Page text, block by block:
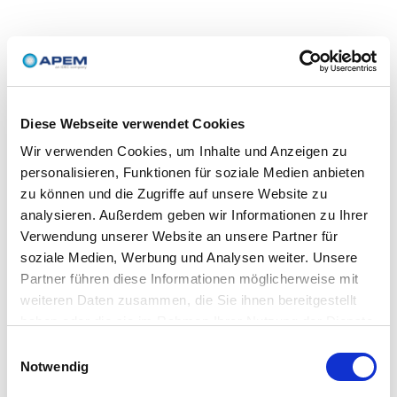
Diese Webseite verwendet Cookies
Wir verwenden Cookies, um Inhalte und Anzeigen zu
personalisieren, Funktionen für soziale Medien anbieten
zu können und die Zugriffe auf unsere Website zu
analysieren. Außerdem geben wir Informationen zu Ihrer
Verwendung unserer Website an unsere Partner für
soziale Medien, Werbung und Analysen weiter. Unsere
Partner führen diese Informationen möglicherweise mit
weiteren Daten zusammen, die Sie ihnen bereitgestellt
Notwendig